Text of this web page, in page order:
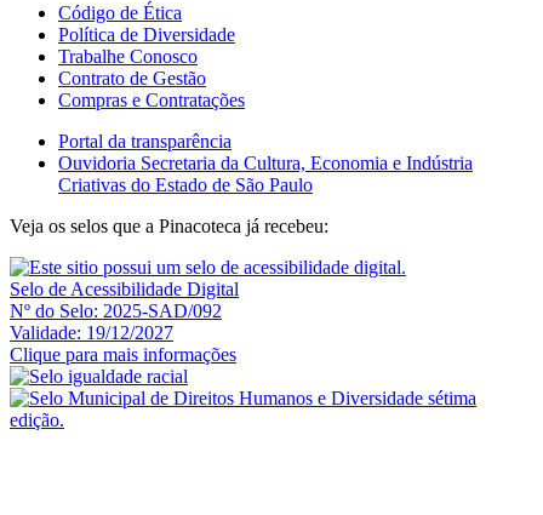
Código de Ética
Política de Diversidade
Trabalhe Conosco
Contrato de Gestão
Compras e Contratações
Portal da transparência
Ouvidoria Secretaria da Cultura, Economia e Indústria
Criativas do Estado de São Paulo
Veja os selos que a Pinacoteca já recebeu:
Selo de Acessibilidade Digital
Nº do Selo: 2025-SAD/092
Validade: 19/12/2027
Clique para mais informações